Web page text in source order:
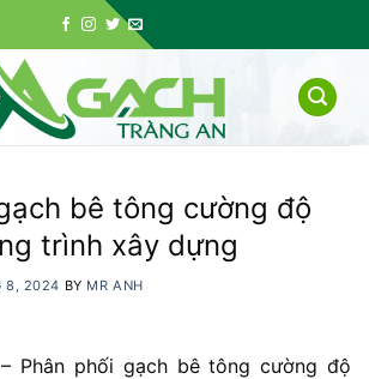
bê tông cường độ
trình xây dựng
8, 2024 BY MR ANH
Phân phối gạch bê tông cường độ